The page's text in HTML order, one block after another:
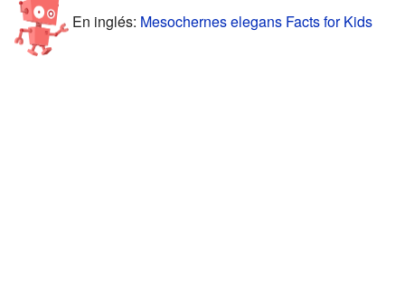
En inglés: Mesochernes elegans Facts for Kids